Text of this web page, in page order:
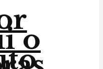
o